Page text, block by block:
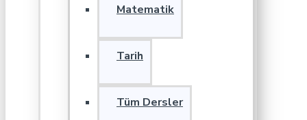
Matematik
Tarih
Tüm Dersler